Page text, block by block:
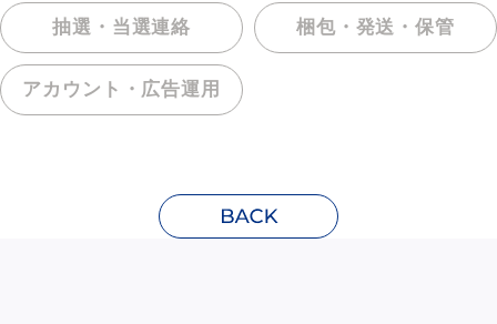
抽選・当選連絡 梱包・発送・保管
アカウント・ 広告運用